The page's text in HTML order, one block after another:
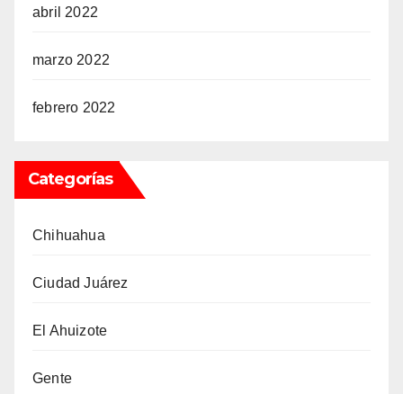
abril 2022
marzo 2022
febrero 2022
Categorías
Chihuahua
Ciudad Juárez
El Ahuizote
Gente